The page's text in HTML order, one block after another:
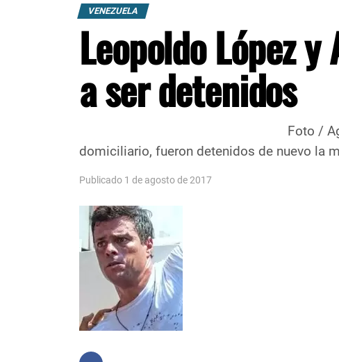
VENEZUELA
Leopoldo López
a ser detenidos
Foto / Agencias DSC Los
domiciliario, fueron detenidos de nuevo la
Publicado 1 de agosto de 2017